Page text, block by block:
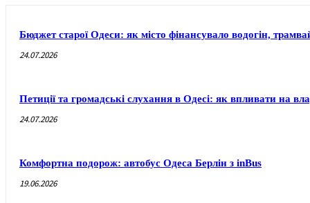
Бюджет старої Одеси: як місто фінансувало водогін,
24.07.2026
Петиції та громадські слухання в Одесі: як впливати на
24.07.2026
Комфортна подорож: автобус Одеса Берлін з inBus
19.06.2026